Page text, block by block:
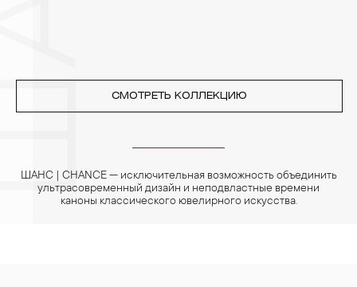
СМОТРЕТЬ КОЛЛЕКЦИЮ
ШАНС | CHANCE — исключительная возможность объединить
ультрасовременный дизайн и неподвластные времени
каноны классического ювелирного искусства.